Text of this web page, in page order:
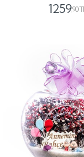
1259,90 TL